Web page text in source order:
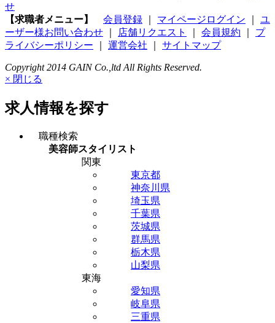
せ
【求職者メニュー】
会員登録 マイページログイン
ユ
ーザー様お問い合わせ
店舗リクエスト 会員規約
プ
ライバシーポリシー
運営会社 サイトマップ
Copyright 2014 GAIN Co.,ltd All Rights Reserved.
× 閉じる
求人情報を探す
職種検索
美容師スタイリスト
関東
東京都
神奈川県
埼玉県
千葉県
茨城県
群馬県
栃木県
山梨県
東海
愛知県
岐阜県
三重県